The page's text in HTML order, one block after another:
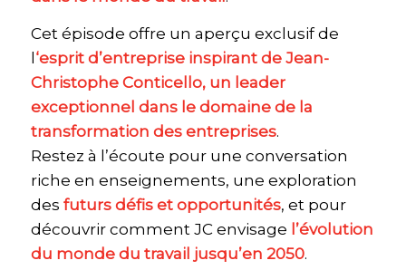
Cet épisode offre un aperçu exclusif de
l‘esprit d’entreprise inspirant de Jean-
Christophe Conticello, un leader
exceptionnel dans le domaine de la
transformation des entreprises.
Restez à l’écoute pour une conversation
riche en enseignements, une exploration
des futurs défis et opportunités, et pour
découvrir comment JC envisage l’évolution
du monde du travail jusqu’en 2050.